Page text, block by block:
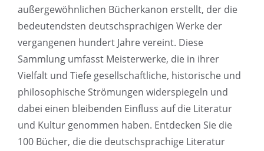
außergewöhnlichen Bücherkanon erstellt, der die
bedeutendsten deutschsprachigen Werke der
vergangenen hundert Jahre vereint. Diese
Sammlung umfasst Meisterwerke, die in ihrer
Vielfalt und Tiefe gesellschaftliche, historische und
philosophische Strömungen widerspiegeln und
dabei einen bleibenden Einfluss auf die Literatur
und Kultur genommen haben. Entdecken Sie die
100 Bücher, die die deutschsprachige Literatur